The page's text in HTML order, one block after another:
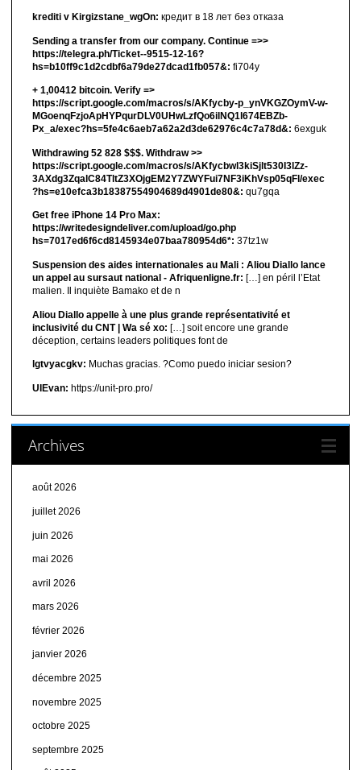
krediti v Kirgizstane_wgOn: кредит в 18 лет без отказа
Sending a transfer from our company. Continue =>>
https://telegra.ph/Ticket--9515-12-16?
hs=b10ff9c1d2cdbf6a79de27dcad1fb057&: fi704y
+ 1,00412 bitсоin. Verify =>
https://script.google.com/macros/s/AKfycby-p_ynVKGZOymV-w-
MGoenqFzjoApHYPqurDLV0UHwLzfQo6ilNQ1l674EBZb-
Px_a/exec?hs=5fe4c6aeb7a62a2d3de62976c4c7a78d&: 6exguk
Withdrawing 52 828 $$$. Withdrаw >>
https://script.google.com/macros/s/AKfycbwl3kiSjlt530I3lZz-
3AXdg3ZqalC84TltZ3XOjgEM2Y7ZWYFui7NF3iKhVsp05qFl/exec
?hs=e10efca3b18387554904689d4901de80&: qu7gqa
Get free iPhone 14 Pro Max:
https://writedesigndeliver.com/upload/go.php
hs=7017ed6f6cd8145934e07baa780954d6*: 37tz1w
Suspension des aides internationales au Mali : Aliou Diallo lance
un appel au sursaut national - Afriquenligne.fr: […] en péril l’Etat
malien. Il inquiète Bamako et de n
Aliou Diallo appelle à une plus grande représentativité et
inclusivité du CNT | Wa sé xo: […] soit encore une grande
déception, certains leaders politiques font de
lgtvyacgkv: Muchas gracias. ?Como puedo iniciar sesion?
UIEvan: https://unit-pro.pro/
Archives
août 2026
juillet 2026
juin 2026
mai 2026
avril 2026
mars 2026
février 2026
janvier 2026
décembre 2025
novembre 2025
octobre 2025
septembre 2025